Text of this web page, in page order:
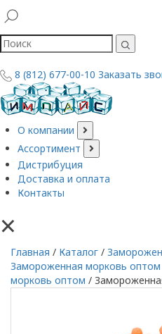
8 (812) 677-00-10 Заказать
О компании
Ассортимент
Дистрибуция
Доставка и оплата
Контакты
×
Главная / Каталог /
Замороженная морковь оптом
морковь оптом /